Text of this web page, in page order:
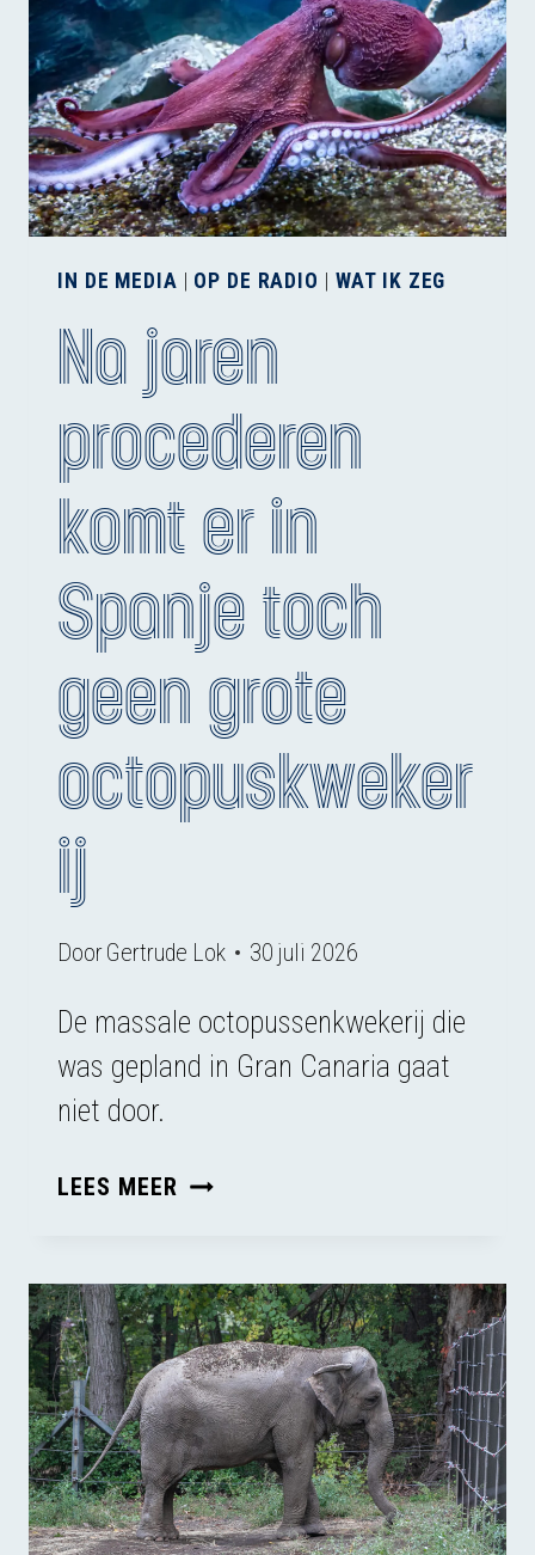
IN DE MEDIA | OP DE RADIO | WAT IK ZEG
Na jaren
procederen
komt er in
Spanje toch
geen grote
octopuskweker
ij
DoorGertrude Lok 30 juli 2026
De massale octopussenkwekerij die
was gepland in Gran Canaria gaat
niet door.
LEES MEER NA
KOMT
ER
IN
SPANJE
TOCH
GEEN
GROTE
OCTOPUSKWEKERIJ